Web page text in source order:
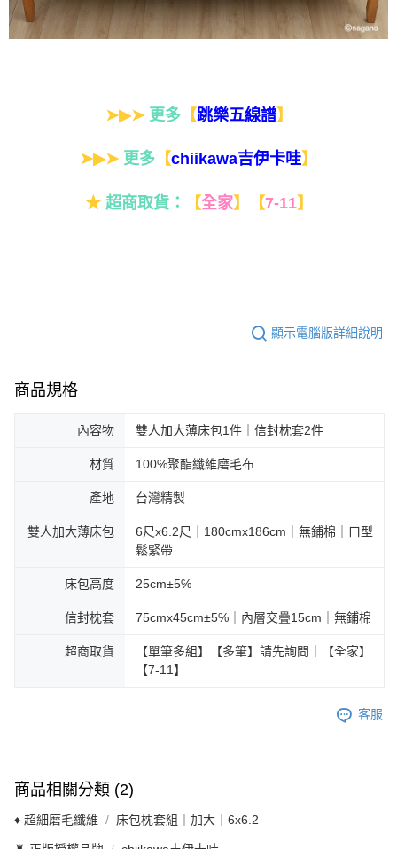
➤▶➤ 更多【跳樂五線譜】
➤▶➤ 更多 【chiikawa吉伊卡哇】
★ 超商取貨： 【全家】 【7-11】
顯示電腦版詳細說明
商品規格
內容物 雙人加大薄床包1件｜信封枕套2件
材質 100℅聚酯纖維磨毛布
產地 台灣精製
雙人加大薄床包
6尺x6.2尺｜180cmx186cm｜無鋪棉｜ㄇ型
鬆緊帶
床包高度 25cm±5℅
信封枕套 75cmx45cm±5℅｜內層交疊15cm｜無鋪棉
超商取貨
【單筆多組】【多筆】請先詢問｜【全家】
【7-11】
客服
商品相關分類 (2)
♦ 超細磨毛纖維 床包枕套組｜加大｜6x6.2